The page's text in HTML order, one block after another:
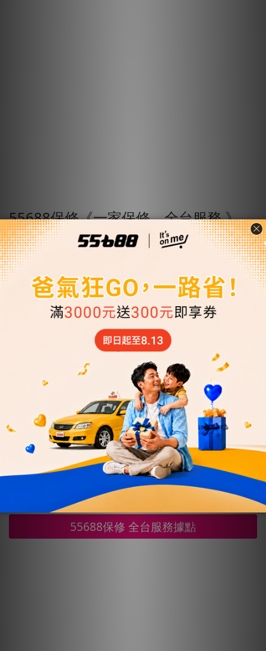
55688保修《一家保修．全台服務 》
55688保修隸屬55688集團，全台擁有12家保修
廠，專營汽車保養與維修，2019與美國固特異輪
胎結盟成立最多固特異旗艦廠、各大廠牌輪胎服
55688保修10餘年來，全台營業車跟自用車服務
數量已超過20萬輛以上。
《一家保修，全台服務 》
★保養維修： 全面的保養與維修服務，保持您的
愛車最佳狀態
★底盤專家： 專業的底盤維修與保養
★各廠牌輪胎專售： 滿足您對不同品牌輪胎的需
求
★避震器： 提供高品質避震器，提升駕駛舒適度
★鋁圈： 個性化鋁圈選擇
55688保修 全台服務據點